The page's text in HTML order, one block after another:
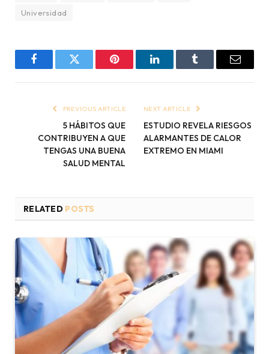
Universidad
FacebookTwitter Pinterest LinkedInTumblr Email
PREVIOUS ARTICLE
5 HÁBITOS QUE
CONTRIBUYEN A QUE
TENGAS UNA BUENA
SALUD MENTAL
NEXT ARTICLE
ESTUDIO REVELA RIESGOS
ALARMANTES DE CALOR
EXTREMO EN MIAMI
RELATED POSTS